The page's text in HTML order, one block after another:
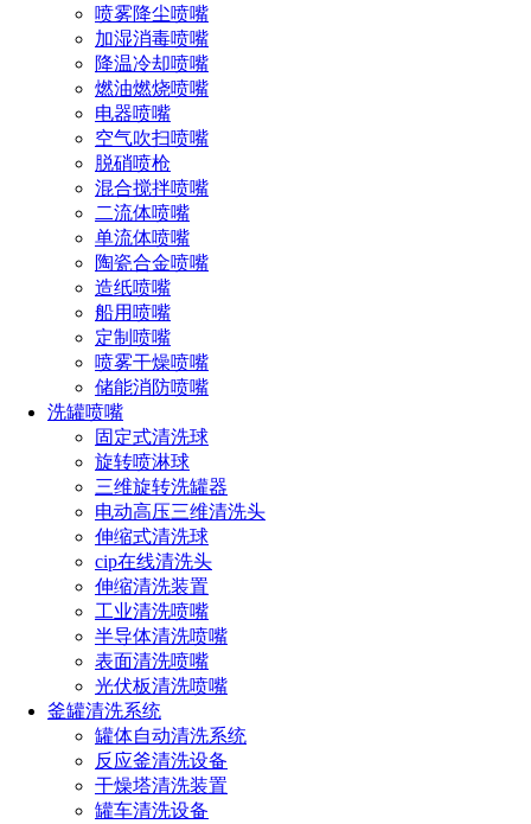
喷雾降尘喷嘴
加湿消毒喷嘴
降温冷却喷嘴
燃油燃烧喷嘴
电器喷嘴
空气吹扫喷嘴
脱硝喷枪
混合搅拌喷嘴
二流体喷嘴
单流体喷嘴
陶瓷合金喷嘴
造纸喷嘴
船用喷嘴
定制喷嘴
喷雾干燥喷嘴
储能消防喷嘴
洗罐喷嘴
固定式清洗球
旋转喷淋球
三维旋转洗罐器
电动高压三维清洗头
伸缩式清洗球
cip在线清洗头
伸缩清洗装置
工业清洗喷嘴
半导体清洗喷嘴
表面清洗喷嘴
光伏板清洗喷嘴
釜罐清洗系统
罐体自动清洗系统
反应釜清洗设备
干燥塔清洗装置
罐车清洗设备
搪瓷反应釜：对机械冲击和化学介质敏感，清洗时需避免高压
水射流过度冲击。清洗介质应避免强酸强碱（如氢氟酸、浓
碱）以免损伤搪瓷层。设备选型时要考虑柔和清洗，例如低压
喷淋清洗系统。
碳钢反应釜：易腐蚀，需特别注意清洗介质的腐蚀性。可能需
要选择能兼具除锈功能的清洗系统，并考虑后续防腐处理。
玻璃反应釜：对清洗设备的机械强度要求较低，但清洗过程中
不能有硬物撞击。化学清洗更适合，选型时应确保管道和喷头
材料对玻璃无磨损。
点击免费获取选型方案报价
如您对长原产品有采购或者其他任何需求及疑问，请来电
或加微信沟通！电话：
上一篇：
化工罐清洗方案有哪些
下一篇： 卷盘式伸缩罐清洗装置优势及原理
热门文章
喷嘴规格型号参数（附：选择合适喷嘴的4个小技巧）
喷嘴的规格和型号选择方法（超详细喷嘴选型方法）
消防喷头型号类型及其应用大全（不同环境消防喷头的
选型技巧）
喷雾器喷头的种类有哪些型号（雾化喷头哪种效果最好
用）
喷头的种类有哪些（喷头分类全解析）